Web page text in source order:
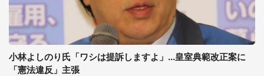
小林よしのり氏「ワシは提訴しますよ」...皇室典範改正案に
「憲法違反」主張